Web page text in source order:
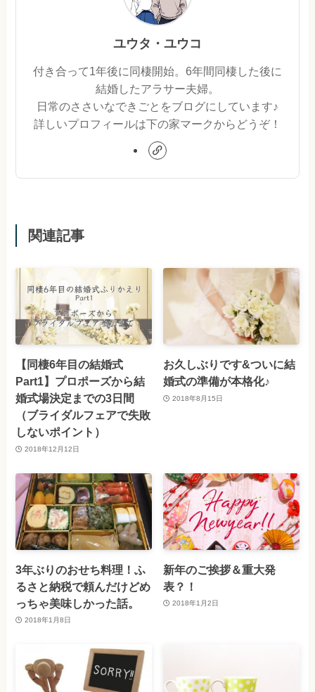
ユウタ・ユウコ
付き合って1年後に同棲開始。6年間同棲した後に
結婚したアラサー夫婦。
日常のささいなできごとをブログにしています♪
詳しいプロフィールは下の家マークからどうぞ！
関連記事
【同棲6年目の結婚式
Part1】プロポーズから結
婚式場決定までの3日間
（ブライダルフェアで失敗
しないポイント）
2018年12月12日
お久しぶりです&ついに結
婚式の準備が本格化♪
2018年8月15日
3年ぶりのおせち料理！ふ
るさと納税で頼んだけどめ
っちゃ美味しかった話。
2018年1月8日
新年のご挨拶＆重大発
表？！
2018年1月2日